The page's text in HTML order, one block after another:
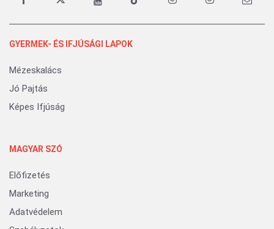
GYERMEK- ÉS IFJÚSÁGI LAPOK
Mézeskalács
Jó Pajtás
Képes Ifjúság
MAGYAR SZÓ
Előfizetés
Marketing
Adatvédelem